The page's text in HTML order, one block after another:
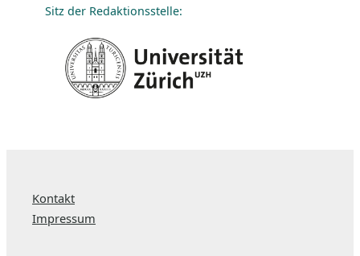
Sitz der Redaktionsstelle:
Kontakt
Impressum